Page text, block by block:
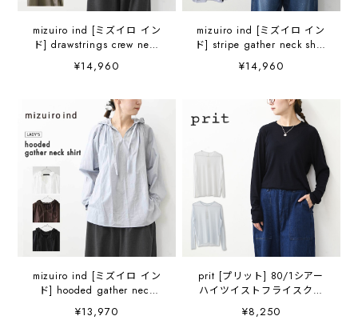
mizuiro ind [ミズイロ イン
ド] drawstrings crew neck
P/O [3-230127] ドロースト
リングス クルーネック プル
ワイドシルエット・ゆった
りシルエット・LADY'S
[2026AW]
¥14,960
mizuiro ind [ミズイロ イン
ド] stripe gather neck shirt
[3-230138] ストライプギャ
ザーネックシャツ・コット
れいめ・長袖・LADY'S
[2026AW]
¥14,960
mizuiro ind [ミズイロ イン
ド] hooded gather neck
shirt [3-230133] フーデッド
ギャザーネック シャツ ・フ
¥13,970
prit [プリット] 80/1シアー
ハイツイストフライスクル
ーネック [P92612] シアー
TEE・長袖・シアー素材・透
¥8,250